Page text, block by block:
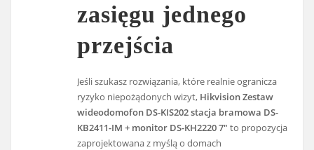
zasięgu jednego
przejścia
Jeśli szukasz rozwiązania, które realnie ogranicza
ryzyko niepożądonych wizyt, Hikvision Zestaw
wideodomofon DS-KIS202 stacja bramowa DS-
KB2411-IM + monitor DS-KH2220 7″ to propozycja
zaprojektowana z myślą o domach